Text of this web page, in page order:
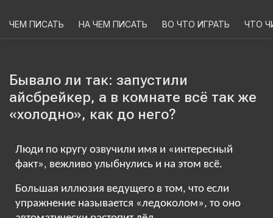
ЧЕМ ПИСАТЬ НА ЧЕМ ПИСАТЬ ВО ЧТО ИГРАТЬ ЧТО
Бывало ли так: запустили
айсбрейкер, а в комнате всё так же
«холодно», как до него?
Люди по кругу озвучили имя и «интересный
факт», вежливо улыбнулись и на этом всё.
Большая иллюзия ведущего в том, что если
упражнение называется «ледоколом», то оно